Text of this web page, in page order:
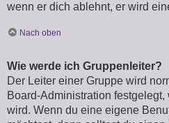
wenn er dich ablehnt, er wird
Nach oben
Wie werde ich Gruppenleiter?
Der Leiter einer Gruppe wird
Board-Administration
wird. Wenn du eine eigene